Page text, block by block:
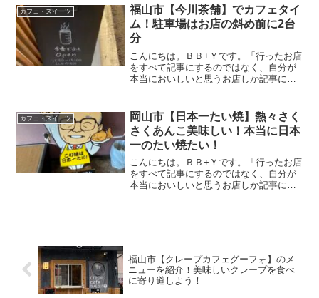
分を味わえるお店ですよ～。この記事で
は【コナズ珈琲福山...
カフェ・スイーツ
福山市【今川茶舗】でカフェタイ
ム！駐車場はお店の斜め前に2台
分
こんにちは。ＢＢ+Ｙです。「行ったお店
をすべて記事にするのではなく、自分が
本当においしいと思うお店しか記事にし
います。2021年10月に店舗をリニューア
ルされカフェが併...
カフェ・スイーツ
岡山市【日本一たい焼】熱々さく
さくあんこ美味しい！本当に日本
一のたい焼たい！
こんにちは。ＢＢ+Ｙです。「行ったお店
をすべて記事にするのではなく、自分が
本当においしいと思うお店しか記事にし
福山市【クレープカフェグーフォ】のメ
ニューを紹介！美味しいクレープを食べ
に寄り道しよう！